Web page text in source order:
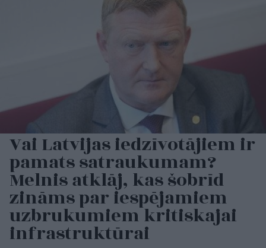
Vai Latvijas iedzīvotājiem ir
pamats satraukumam?
Melnis atklāj, kas šobrīd
zināms par iespējamiem
uzbrukumiem kritiskajai
infrastruktūrai